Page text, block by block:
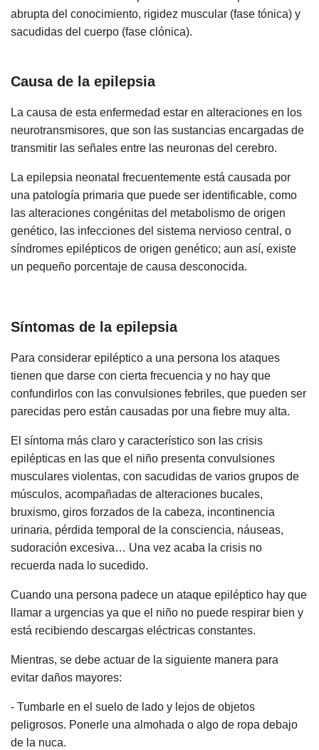
abrupta del conocimiento, rigidez muscular (fase tónica) y
sacudidas del cuerpo (fase clónica).
Causa de la epilepsia
La causa de esta enfermedad estar en alteraciones en los
neurotransmisores, que son las sustancias encargadas de
transmitir las señales entre las neuronas del cerebro.
La epilepsia neonatal frecuentemente está causada por
una patología primaria que puede ser identificable, como
las alteraciones congénitas del metabolismo de origen
genético, las infecciones del sistema nervioso central, o
síndromes epilépticos de origen genético; aun así, existe
un pequeño porcentaje de causa desconocida.
Síntomas de la epilepsia
Para considerar epiléptico a una persona los ataques
tienen que darse con cierta frecuencia y no hay que
confundirlos con las convulsiones febriles, que pueden ser
parecidas pero están causadas por una fiebre muy alta.
El síntoma más claro y característico son las crisis
epilépticas en las que el niño presenta convulsiones
musculares violentas, con sacudidas de varios grupos de
músculos, acompañadas de alteraciones bucales,
bruxismo, giros forzados de la cabeza, incontinencia
urinaria, pérdida temporal de la consciencia, náuseas,
sudoración excesiva… Una vez acaba la crisis no
recuerda nada lo sucedido.
Cuando una persona padece un ataque epiléptico hay que
llamar a urgencias ya que el niño no puede respirar bien y
está recibiendo descargas eléctricas constantes.
Mientras, se debe actuar de la siguiente manera para
evitar daños mayores:
- Tumbarle en el suelo de lado y lejos de objetos
peligrosos. Ponerle una almohada o algo de ropa debajo
de la nuca.